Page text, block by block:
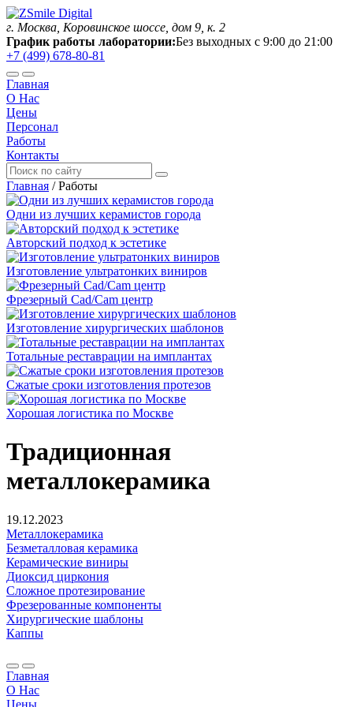
г. Москва, Коровинское шоссе, дом 9, к. 2
График работы лаборатории:Без выходных с 9:00 до 21:00
+7 (499) 678-80-81
Главная
О Нас
Цены
Персонал
Работы
Контакты
Главная /Работы
Одни из лучших керамистов города
Авторский подход к эстетике
Изготовление ультратонких виниров
Фрезерный Cad/Cam центр
Изготовление хирургических шаблонов
Тотальные реставрации на имплантах
Сжатые сроки изготовления протезов
Хорошая логистика по Москве
Традиционная
металлокерамика
19.12.2023
Металлокерамика
Безметалловая керамика
Керамические виниры
Диоксид циркония
Сложное протезирование
Фрезерованные компоненты
Хирургические шаблоны
Каппы
Главная
О Нас
Цены